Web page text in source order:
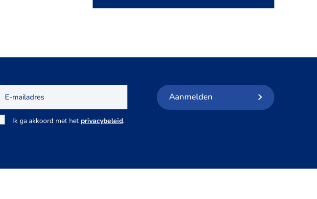
mailadres
Toestemming
Ik ga akkoord met het privacybeleid.
Aanmelden